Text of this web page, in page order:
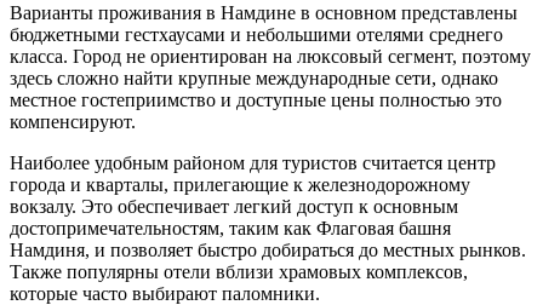
Варианты проживания в Намдине в основном представлены
бюджетными гестхаусами и небольшими отелями среднего
класса. Город не ориентирован на люксовый сегмент, поэтому
здесь сложно найти крупные международные сети, однако
местное гостеприимство и доступные цены полностью это
компенсируют.
Наиболее удобным районом для туристов считается центр
города и кварталы, прилегающие к железнодорожному
вокзалу. Это обеспечивает легкий доступ к основным
достопримечательностям, таким как Флаговая башня
Намдиня, и позволяет быстро добираться до местных рынков.
Также популярны отели вблизи храмовых комплексов,
которые часто выбирают паломники.